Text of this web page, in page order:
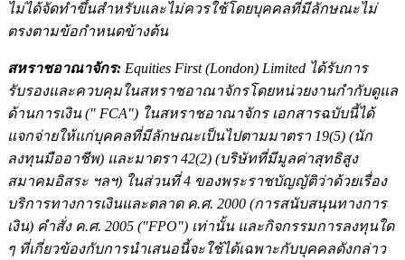
ไม่ได้จัดทำขึ้นสำหรับและไม่ควรใช้โดยบุคคลที่มีลักษณะไม่
ตรงตามข้อกำหนดข้างต้น
สหราชอาณาจักร: Equities First (London) Limited ได้รับการ
รับรองและควบคุมในสหราชอาณาจักรโดยหน่วยงานกำกับดูแล
ด้านการเงิน (" FCA") ในสหราชอาณาจักร เอกสารฉบับนี้ได้
แจกจ่ายให้แก่บุคคลที่มีลักษณะเป็นไปตามมาตรา 19(5) (นัก
ลงทุนมืออาชีพ) และมาตรา 42(2) (บริษัทที่มีมูลค่าสุทธิสูง
สมาคมอิสระ ฯลฯ) ในส่วนที่ 4 ของพระราชบัญญัติว่าด้วยเรื่อง
บริการทางการเงินและตลาด ค.ศ. 2000 (การสนับสนุนทางการ
เงิน) คำสั่ง ค.ศ. 2005 ("FPO") เท่านั้น และกิจกรรมการลงทุนใด
ๆ ที่เกี่ยวข้องกับการนำเสนอนี้จะใช้ได้เฉพาะกับบุคคลดังกล่าว